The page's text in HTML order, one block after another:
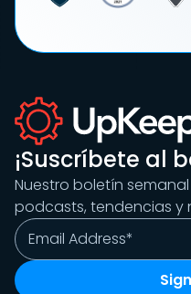
¡Suscríbete al
Nuestro boletín
podcasts, tendencias y